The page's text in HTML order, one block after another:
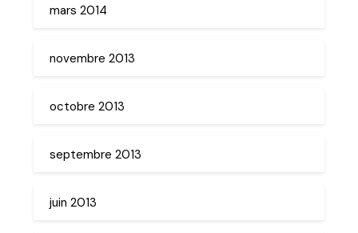
mars 2014
novembre 2013
octobre 2013
septembre 2013
juin 2013